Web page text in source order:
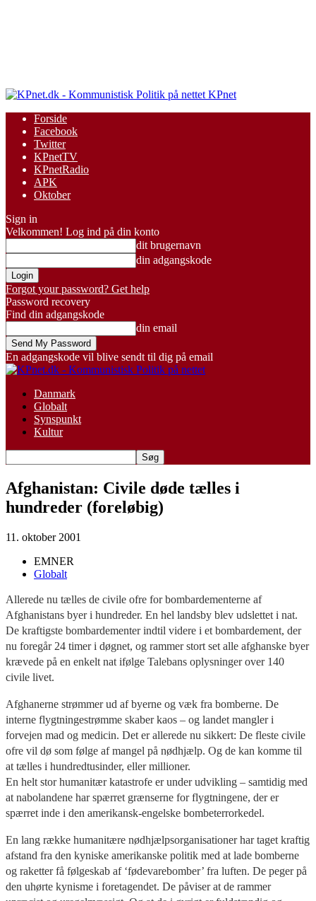
KPnet
Forside
Facebook
Twitter
KPnetTV
KPnetRadio
APK
Oktober
Sign in
Velkommen! Log ind på din konto
dit brugernavn
din adgangskode
Forgot your password? Get help
Password recovery
Find din adgangskode
din email
En adgangskode vil blive sendt til dig på email
Danmark
Globalt
Synspunkt
Kultur
Afghanistan: Civile døde tælles i
hundreder (foreløbig)
11. oktober 2001
EMNER
Globalt
Allerede nu tælles de civile ofre for bombardementerne af
Afghanistans byer i hundreder. En hel landsby blev udslettet i nat.
De kraftigste bombardementer indtil videre i et bombardement, der
nu foregår 24 timer i døgnet, og rammer stort set alle afghanske byer
krævede på en enkelt nat ifølge Talebans oplysninger over 140
civile livet.
Afghanerne strømmer ud af byerne og væk fra bomberne. De
interne flygtningestrømme skaber kaos – og landet mangler i
forvejen mad og medicin. Det er allerede nu sikkert: De fleste civile
ofre vil dø som følge af mangel på nødhjælp. Og de kan komme til
at tælles i hundredtusinder, eller millioner.
En helt stor humanitær katastrofe er under udvikling – samtidig med
at nabolandene har spærret grænserne for flygtningene, der er
spærret inde i den amerikansk-engelske bombeterrorkedel.
En lang række humanitære nødhjælpsorganisationer har taget kraftig
afstand fra den kyniske amerikanske politik med at lade bomberne
og raketter få følgeskab af ‘fødevarebomber’ fra luften. De peger på
den uhørte kynisme i foretagendet. De påviser at de rammer